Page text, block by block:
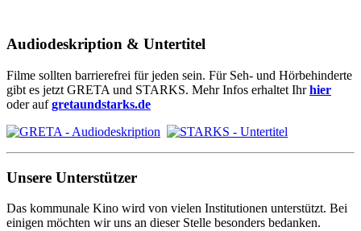
Audiodeskription & Untertitel
Filme sollten barrierefrei für jeden sein. Für Seh- und Hörbehinderte
gibt es jetzt GRETA und STARKS. Mehr Infos erhaltet Ihrhier
oder aufgretaundstarks.de
Unsere Unterstützer
Das kommunale Kino wird von vielen Institutionen unterstützt. Bei
einigen möchten wir uns an dieser Stelle besonders bedanken.